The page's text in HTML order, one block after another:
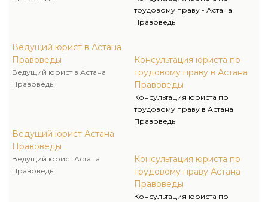
Ведущий юрист в Астана
Правоведы
Ведущий юрист в Астана
Правоведы
Ведущий юрист Астана
Правоведы
Ведущий юрист Астана
Правоведы
трудовому праву - Астана
Правоведы
Консультация юриста по
трудовому праву в Астана
Правоведы
Консультация юриста по
трудовому праву в Астана
Правоведы
Консультация юриста по
трудовому праву Астана
Правоведы
Консультация юриста по